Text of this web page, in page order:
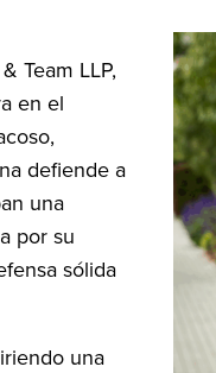
Team LLP,
en el
defiende a
una
por su
sólida
una